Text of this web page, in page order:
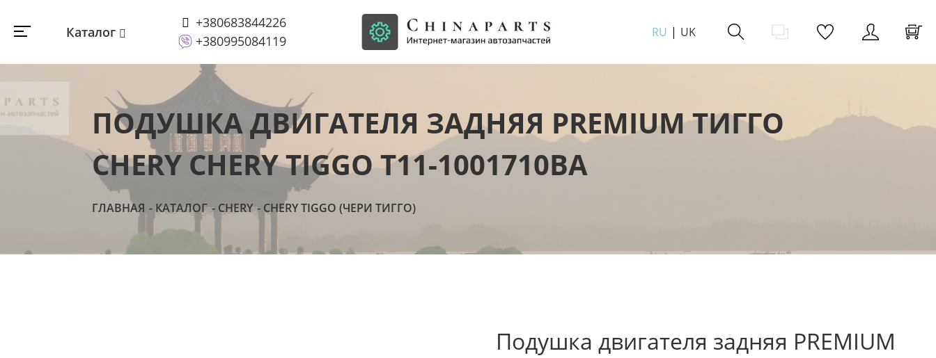
Каталог
+380683844226
+380995084119
RU UK
ПОДУШКА ДВИГАТЕЛЯ ЗАДНЯЯ PREMIUM ТИГГО
CHERY CHERY TIGGO T11-1001710BA
ГЛАВНАЯ КАТАЛОГ CHERY CHERY TIGGO (ЧЕРИ ТИГГО)
Подушка двигателя задняя PREMIUM